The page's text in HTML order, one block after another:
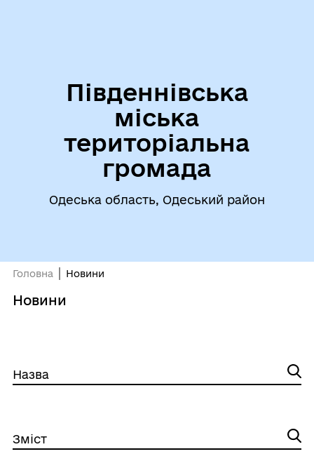
Південнівська
міська
територіальна
громада
Одеська область, Одеський район
Головна Новини
Новини
Назва
Зміст